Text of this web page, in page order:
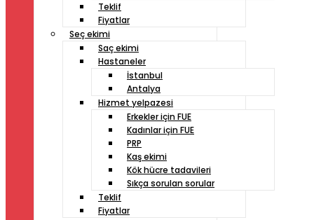
Teklif
Fiyatlar
Seç ekimi
Saç ekimi
Hastaneler
İstanbul
Antalya
Hizmet yelpazesi
Erkekler için FUE
Kadınlar için FUE
PRP
Kaş ekimi
Kök hücre tadavileri
Sıkça sorulan sorular
Teklif
Fiyatlar